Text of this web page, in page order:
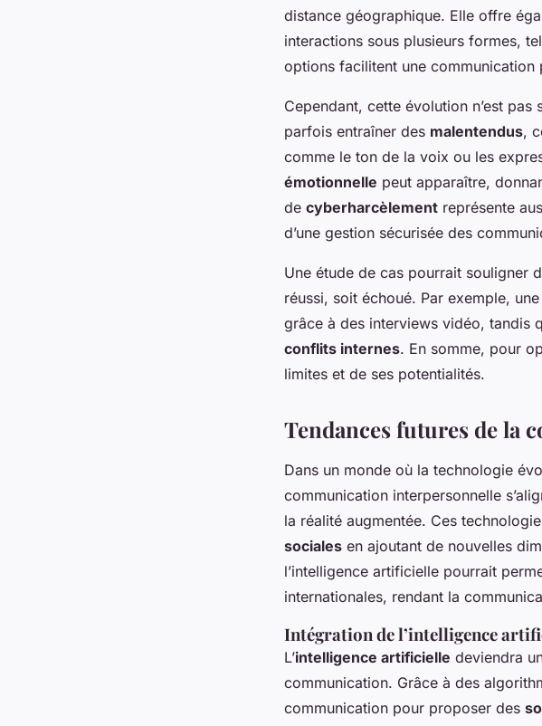
distance géographique. Elle offre
interactions sous plusieurs formes,
options facilitent une
Cependant, cette évolution n’est pas
parfois entraîner des malentendus,
comme le ton de la voix ou les
émotionnelle peut apparaître,
de cyberharcèlement représente
d’une gestion sécurisée des
Une étude de cas pourrait souligner
réussi, soit échoué. Par exemple,
grâce à des interviews vidéo, tandis
conflits internes. En somme, pour
limites et de ses potentialités.
Tendances futures de la
Dans un monde où la technologie
communication interpersonnelle
la réalité augmentée. Ces
sociales en ajoutant de nouvelles
l’intelligence artificielle pourrait
internationales, rendant la
Intégration de l’intelligence
L’intelligence artificielle deviendra
communication. Grâce à des
communication pour proposer des